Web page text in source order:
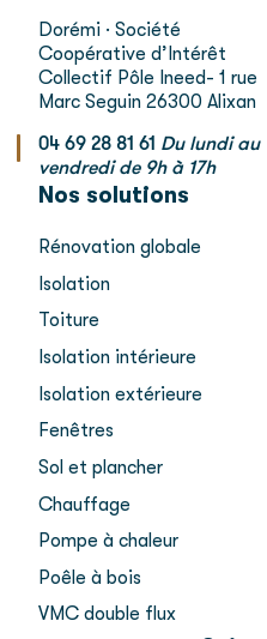
Dorémi · Société
Coopérative d’Intérêt
Collectif Pôle Ineed- 1 rue
Marc Seguin 26300 Alixan
04 69 28 81 61 Du lundi au
vendredi de 9h à 17h
Nos solutions
Rénovation globale
Isolation
Toiture
Isolation intérieure
Isolation extérieure
Fenêtres
Sol et plancher
Chauffage
Pompe à chaleur
Poêle à bois
VMC double flux